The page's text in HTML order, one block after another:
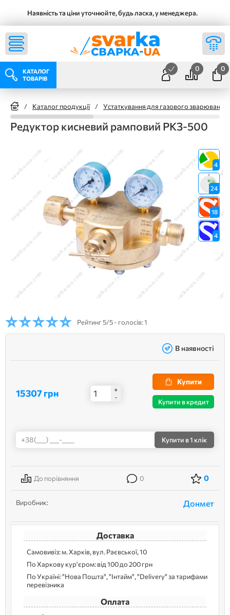
Наявність та ціни уточнюйте, будь ласка, у менеджера.
КАТАЛОГ
ТОВАРІВ
0 0
/ Каталог продукції / Устаткування для газового зварювання
Редуктор кисневий рамповий РКЗ-500
4
24
18
4
Рейтинг5/5 - голосів: 1
В наявності
15307 грн
+
-
Купити
Купити в кредит
Купити в 1 клік
До порівняння 0 0
Виробник: Донмет
Доставка
Самовивіз: м. Харків, вул. Раєвської, 10
По Харкову кур'єром: від 100 до 200 грн
По Україні: "Нова Пошта", "Інтайм", "Delivery" за тарифами
перевізника
Оплата